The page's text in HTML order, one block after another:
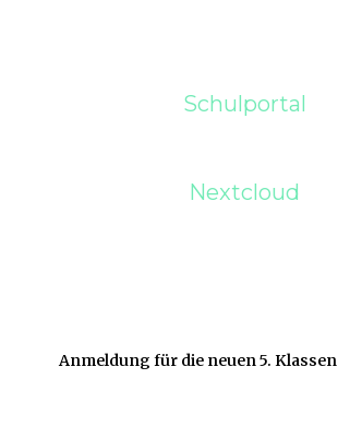
Schulportal
Nextcloud
Anmeldung für die neuen 5. Klassen